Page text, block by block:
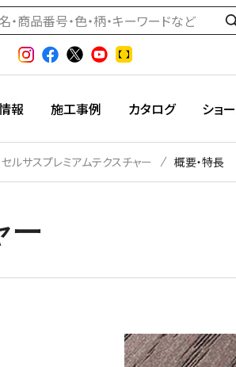
報 施工事例 カタログ ショ
セルサスプレミアムテクスチャー 概要・特長
ー